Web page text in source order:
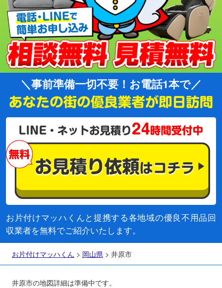
事前準備一切不要！お電話1本で
お片付けマッハくんと提携する各地域の優良不用品回
収業者を無料でご紹介いたします。
お片付けマッハくん > 岡山県 > 井原市
井原市の地図詳細は準備中です。